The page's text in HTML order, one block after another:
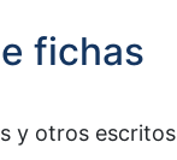
fichas
y otros escritos